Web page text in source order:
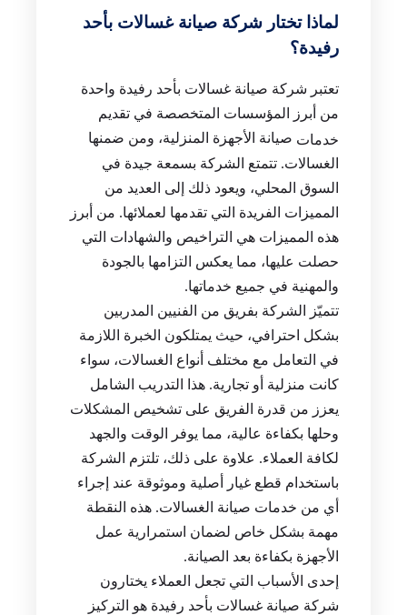
لماذا تختار شركة صيانة غسالات بأحد
رفيدة؟
تعتبر شركة صيانة غسالات بأحد رفيدة واحدة
من أبرز المؤسسات المتخصصة في تقديم
خدمات صيانة الأجهزة المنزلية، ومن ضمنها
الغسالات. تتمتع الشركة بسمعة جيدة في
السوق المحلي، ويعود ذلك إلى العديد من
المميزات الفريدة التي تقدمها لعملائها. من أبرز
هذه المميزات هي التراخيص والشهادات التي
حصلت عليها، مما يعكس التزامها بالجودة
والمهنية في جميع خدماتها.
تتميّز الشركة بفريق من الفنيين المدربين
بشكل احترافي، حيث يمتلكون الخبرة اللازمة
في التعامل مع مختلف أنواع الغسالات، سواء
كانت منزلية أو تجارية. هذا التدريب الشامل
يعزز من قدرة الفريق على تشخيص المشكلات
وحلها بكفاءة عالية، مما يوفر الوقت والجهد
لكافة العملاء. علاوة على ذلك، تلتزم الشركة
باستخدام قطع غيار أصلية وموثوقة عند إجراء
أي من خدمات صيانة الغسالات. هذه النقطة
مهمة بشكل خاص لضمان استمرارية عمل
الأجهزة بكفاءة بعد الصيانة.
إحدى الأسباب التي تجعل العملاء يختارون
شركة صيانة غسالات بأحد رفيدة هو التركيز